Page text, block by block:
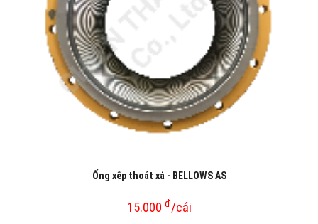
Ống xếp thoát xả - BELLOWS AS
15.000 đ/cái